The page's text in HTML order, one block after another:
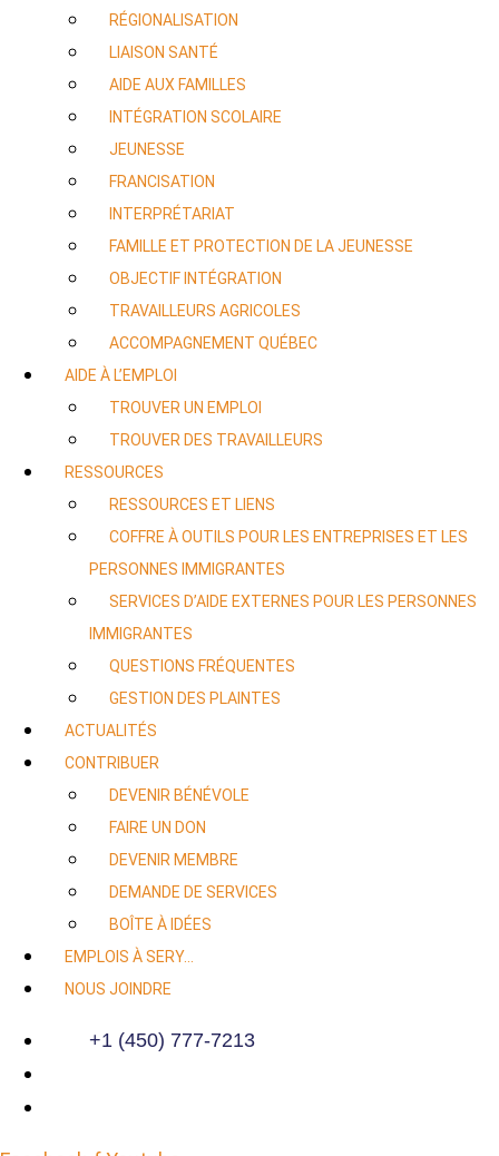
RÉGIONALISATION
LIAISON SANTÉ
AIDE AUX FAMILLES
INTÉGRATION SCOLAIRE
JEUNESSE
FRANCISATION
INTERPRÉTARIAT
FAMILLE ET PROTECTION DE LA JEUNESSE
OBJECTIF INTÉGRATION
TRAVAILLEURS AGRICOLES
ACCOMPAGNEMENT QUÉBEC
AIDE À L’EMPLOI
TROUVER UN EMPLOI
TROUVER DES TRAVAILLEURS
RESSOURCES
RESSOURCES ET LIENS
COFFRE À OUTILS POUR LES ENTREPRISES ET LES
PERSONNES IMMIGRANTES
SERVICES D’AIDE EXTERNES POUR LES PERSONNES
IMMIGRANTES
QUESTIONS FRÉQUENTES
GESTION DES PLAINTES
ACTUALITÉS
CONTRIBUER
DEVENIR BÉNÉVOLE
FAIRE UN DON
DEVENIR MEMBRE
DEMANDE DE SERVICES
BOÎTE À IDÉES
EMPLOIS À SERY…
NOUS JOINDRE
+1 (450) 777-7213